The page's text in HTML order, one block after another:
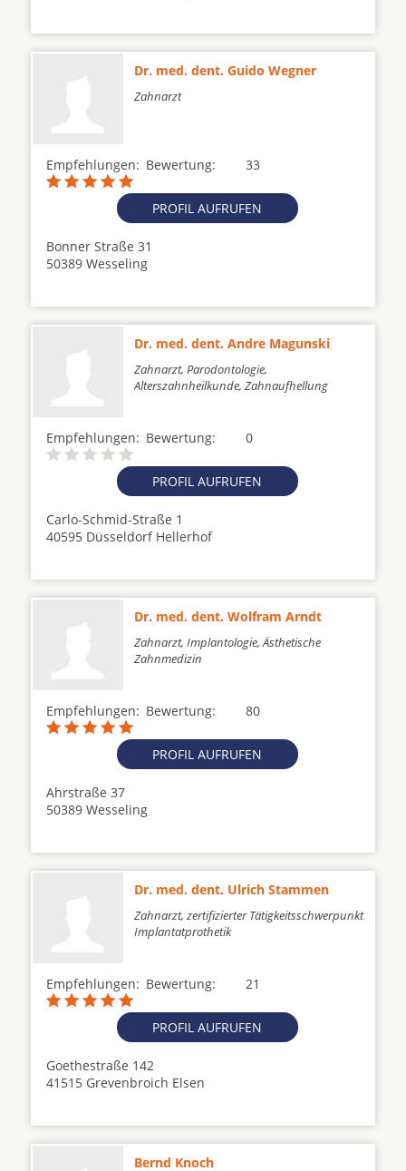
Dr. med. dent. Guido Wegner
Zahnarzt
Empfehlungen: 33
Bewertung:
PROFIL AUFRUFEN
Bonner Straße 31
50389 Wesseling
Dr. med. dent. Andre Magunski
Zahnarzt, Parodontologie,
Alterszahnheilkunde, Zahnaufhellung
Empfehlungen: 0
Bewertung:
PROFIL AUFRUFEN
Carlo-Schmid-Straße 1
40595 Düsseldorf Hellerhof
Dr. med. dent. Wolfram Arndt
Zahnarzt, Implantologie, Ästhetische
Zahnmedizin
Empfehlungen: 80
Bewertung:
PROFIL AUFRUFEN
Ahrstraße 37
50389 Wesseling
Dr. med. dent. Ulrich Stammen
Zahnarzt, zertifizierter Tätigkeitsschwerpunkt
Implantatprothetik
Empfehlungen: 21
Bewertung:
PROFIL AUFRUFEN
Goethestraße 142
41515 Grevenbroich Elsen
Bernd Knoch